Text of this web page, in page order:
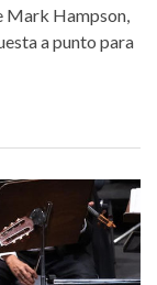
Mark Hampson,
a punto para